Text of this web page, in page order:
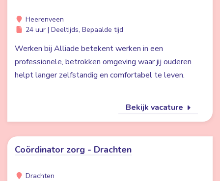
Heerenveen
24 uur | Deeltijds, Bepaalde tijd
Werken bij Alliade betekent werken in een
professionele, betrokken omgeving waar jij ouderen
helpt langer zelfstandig en comfortabel te leven.
Bekijk vacature
Coördinator zorg - Drachten
Drachten